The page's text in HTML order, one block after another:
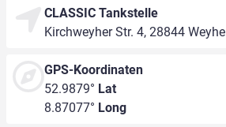
CLASSIC Tankstelle
Kirchweyher Str. 4, 28844 Weyhe
GPS-Koordinaten
52.9879° Lat
8.87077° Long